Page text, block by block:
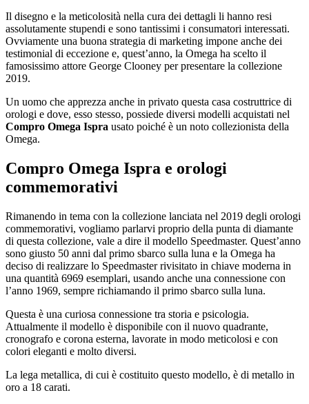
Il disegno e la meticolosità nella cura dei dettagli li hanno resi
assolutamente stupendi e sono tantissimi i consumatori interessati.
Ovviamente una buona strategia di marketing impone anche dei
testimonial di eccezione e, quest’anno, la Omega ha scelto il
famosissimo attore George Clooney per presentare la collezione
2019.
Un uomo che apprezza anche in privato questa casa costruttrice di
orologi e dove, esso stesso, possiede diversi modelli acquistati nel
Compro Omega Ispra usato poiché è un noto collezionista della
Omega.
Compro Omega Ispra e orologi
commemorativi
Rimanendo in tema con la collezione lanciata nel 2019 degli orologi
commemorativi, vogliamo parlarvi proprio della punta di diamante
di questa collezione, vale a dire il modello Speedmaster. Quest’anno
sono giusto 50 anni dal primo sbarco sulla luna e la Omega ha
deciso di realizzare lo Speedmaster rivisitato in chiave moderna in
una quantità 6969 esemplari, usando anche una connessione con
l’anno 1969, sempre richiamando il primo sbarco sulla luna.
Questa è una curiosa connessione tra storia e psicologia.
Attualmente il modello è disponibile con il nuovo quadrante,
cronografo e corona esterna, lavorate in modo meticolosi e con
colori eleganti e molto diversi.
La lega metallica, di cui è costituito questo modello, è di metallo in
oro a 18 carati.